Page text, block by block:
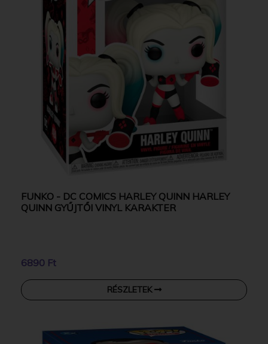
FUNKO - DC COMICS HARLEY QUINN HARLEY
QUINN GYŰJTŐI VINYL KARAKTER
6890 Ft
RÉSZLETEK